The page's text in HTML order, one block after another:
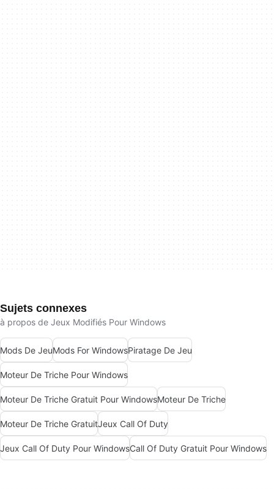
Sujets connexes
à propos de Jeux Modifiés Pour Windows
Mods De JeuMods For WindowsPiratage De Jeu
Moteur De Triche Pour Windows
Moteur De Triche Gratuit Pour WindowsMoteur De Triche
Moteur De Triche GratuitJeux Call Of Duty
Jeux Call Of Duty Pour WindowsCall Of Duty Gratuit Pour Windows